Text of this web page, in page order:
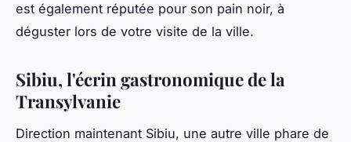
est également réputée pour son pain noir, à
déguster lors de votre visite de la ville.
Sibiu, l'écrin gastronomique de la
Transylvanie
Direction maintenant Sibiu, une autre ville phare de